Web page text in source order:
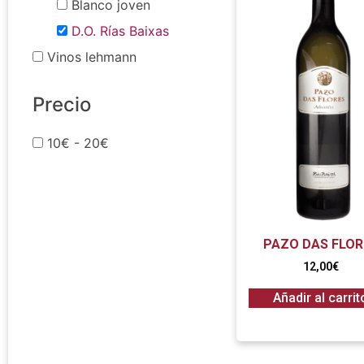
Blanco joven
D.O. Rías Baixas
Vinos lehmann
Precio
10€ - 20€
PAZO DAS
12,00€
Añadir al